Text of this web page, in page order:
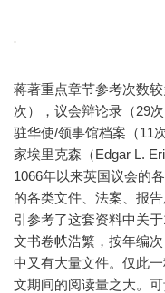
蒋著重点章节参考次数
次），议会辩论录（29
驻华使/领事馆档案（11
家埃里克森（Edgar L.
1066年以来英国议会的
的各类文件、法案、报
引参考了这套资料中关
文书卷帙浩繁，按年编
中又有大量文件。仅此
文期间的阅读量之大。